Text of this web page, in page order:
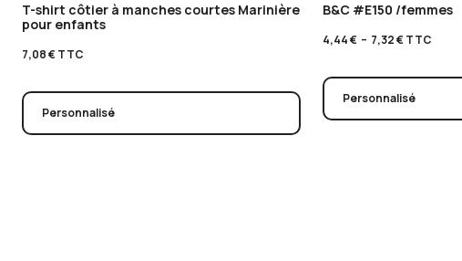
T-shirt côtier à manches courtes Marinière
pour enfants
7,08€TTC
Personnalisé
B&C #E150 /femmes
4,44€ – 7,32€TTC
Personnalisé